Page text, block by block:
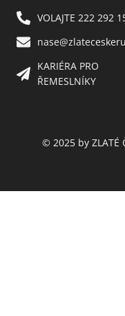
VOLAJTE 222 292
KARIÉRA PRO
ŘEMESLNÍKY
© 2025 by ZLATÉ